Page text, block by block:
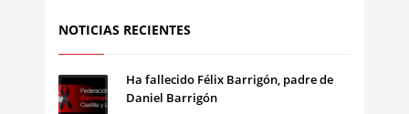
NOTICIAS RECIENTES
Ha fallecido Félix Barrigón, padre de
Daniel Barrigón